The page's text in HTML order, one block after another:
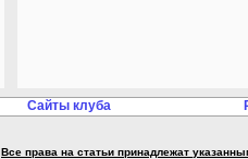
Сайты клуба
Все права на статьи принадлежат